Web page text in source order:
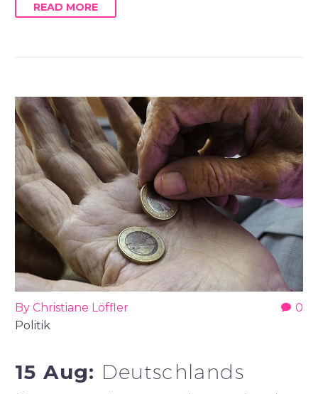
READ MORE
0
By Christiane Löffler
Politik
15 Aug: Deutschlands